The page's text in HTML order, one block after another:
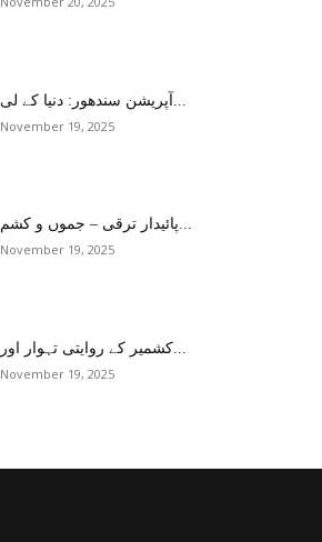
November 19, 2025
پائیدار ترقی – جموں و کشم...
November 19, 2025
کشمیر کے روایتی تہوار اور...
November 19, 2025